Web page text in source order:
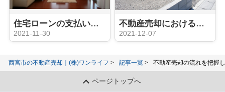
住宅ローンの支払いに困ったら検討すべき不動産の任意売却とは？
2021-11-30
不動産売却における土地の譲渡とは？「贈与」や「相続」との違いをご紹介！
2021-12-07
西宮市の不動産売却｜(株)ワンライフ 記事一覧 不動産売却の流れを把握
ページトップへ